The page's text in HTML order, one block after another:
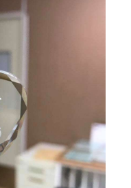
高風險動作 如何
自己和家人養成